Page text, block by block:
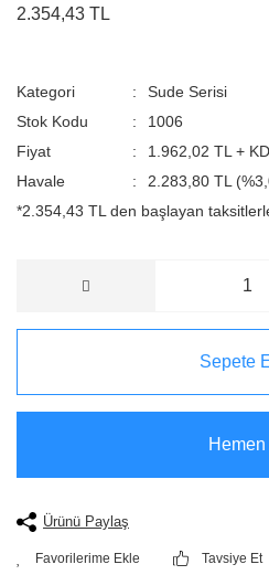
2.354,43 TL
Kategori
Sude Serisi
Stok Kodu
1006
Fiyat
1.962,02 TL +
Havale
2.283,80 TL
*2.354,43 TL den başlayan
Sepete
Hemen
Ürünü Paylaş
Tavsiye Et